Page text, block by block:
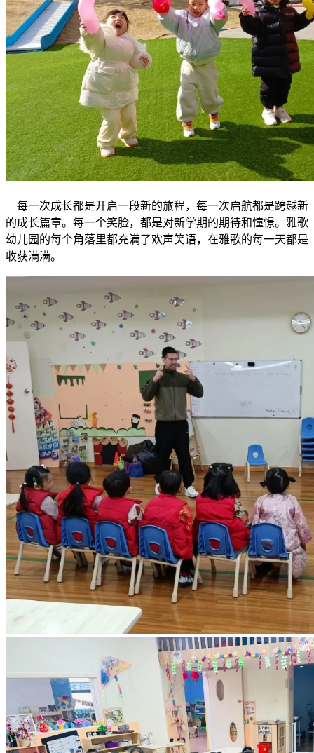
每一次成长都是开启一段新的旅程，每一次启航都是跨越新
的成长篇章。每一个笑脸，都是对新学期的期待和憧憬。雅歌
幼儿园的每个角落里都充满了欢声笑语，在雅歌的每一天都是
收获满满。